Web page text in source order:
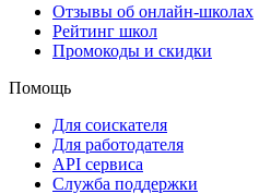
Отзывы об онлайн-школах
Рейтинг школ
Промокоды и скидки
Помощь
Для соискателя
Для работодателя
API сервиса
Служба поддержки